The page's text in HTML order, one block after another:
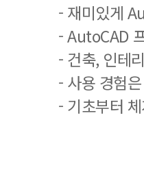
- 재미있게
- AutoCAD
- 건축, 인테
- 사용 경험
- 기초부터